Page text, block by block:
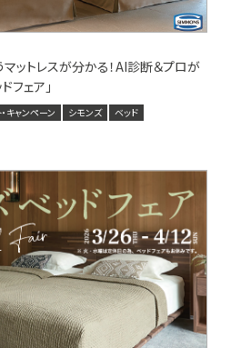
ットレスが分かる！AI診断＆プロが
フェア」
キャンペーン シモンズ ベッド